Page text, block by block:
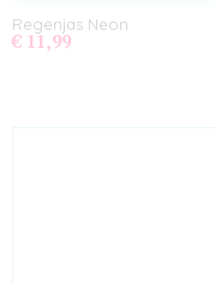
Regenjas Neon
€ 11,99